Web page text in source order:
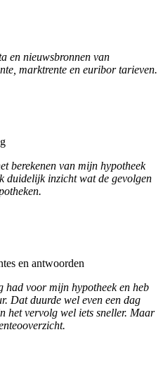
en nieuwsbronnen van
marktrente en euribor tarieven.
berekenen van mijn hypotheek
duidelijk inzicht wat de gevolgen
en antwoorden
voor mijn hypotheek en heb
Dat duurde wel even een dag
het vervolg wel iets sneller. Maar